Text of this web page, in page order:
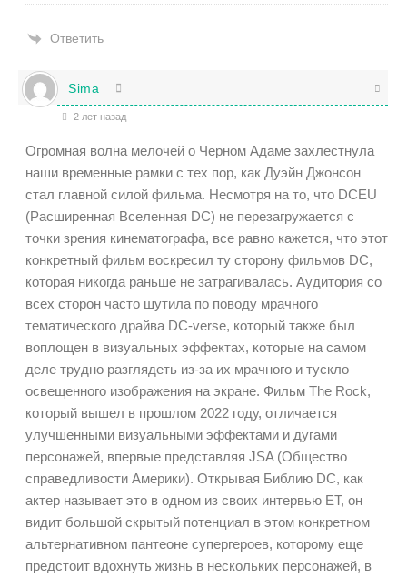
Ответить
Sima
2 лет назад
Огромная волна мелочей о Черном Адаме захлестнула
наши временные рамки с тех пор, как Дуэйн Джонсон
стал главной силой фильма. Несмотря на то, что DCEU
(Расширенная Вселенная DC) не перезагружается с
точки зрения кинематографа, все равно кажется, что этот
конкретный фильм воскресил ту сторону фильмов DC,
которая никогда раньше не затрагивалась. Аудитория со
всех сторон часто шутила по поводу мрачного
тематического драйва DC-verse, который также был
воплощен в визуальных эффектах, которые на самом
деле трудно разглядеть из-за их мрачного и тускло
освещенного изображения на экране. Фильм The Rock,
который вышел в прошлом 2022 году, отличается
улучшенными визуальными эффектами и дугами
персонажей, впервые представляя JSA (Общество
справедливости Америки). Открывая Библию DC, как
актер называет это в одном из своих интервью ET, он
видит большой скрытый потенциал в этом конкретном
альтернативном пантеоне супергероев, которому еще
предстоит вдохнуть жизнь в нескольких персонажей, в